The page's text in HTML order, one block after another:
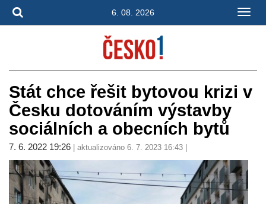
6. 08. 2026
Stát chce řešit bytovou krizi v
Česku dotováním výstavby
sociálních a obecních bytů
7. 6. 2022 19:26 | aktualizováno 6. 7. 2023 16:43 |